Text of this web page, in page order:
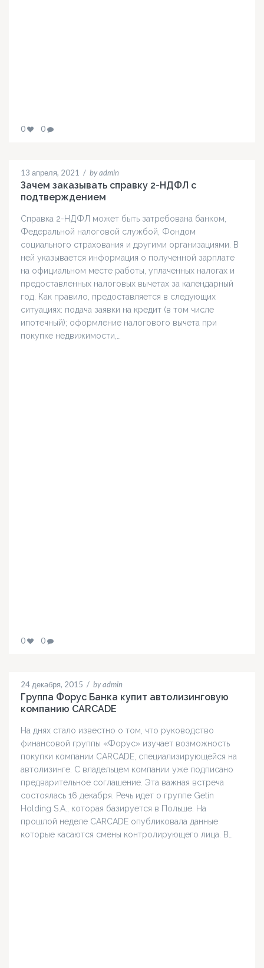
0 0
13 апреля, 2021 / by admin
Зачем заказывать справку 2-НДФЛ с
подтверждением
Справка 2-НДФЛ может быть затребована банком,
Федеральной налоговой службой, Фондом
социального страхования и другими организациями. В
ней указывается информация о полученной зарплате
на официальном месте работы, уплаченных налогах и
предоставленных налоговых вычетах за календарный
год. Как правило, предоставляется в следующих
ситуациях: подача заявки на кредит (в том числе
ипотечный); оформление налогового вычета при
покупке недвижимости,…
0 0
24 декабря, 2015 / by admin
Группа Форус Банка купит автолизинговую
компанию CARCADE
На днях стало известно о том, что руководство
финансовой группы «Форус» изучает возможность
покупки компании CARCADE, специализирующейся на
автолизинге. С владельцем компании уже подписано
предварительное соглашение. Эта важная встреча
состоялась 16 декабря. Речь идет о группе Getin
Holding S.A., которая базируется в Польше. На
прошлой неделе CARCADE опубликовала данные
которые касаются смены контролирующего лица. В…